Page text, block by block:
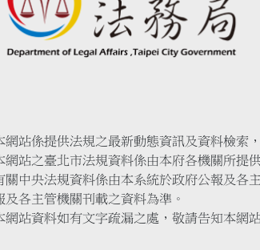
網站係提供法規之最新動態資訊及資料檢索
網站之臺北市法規資料係由本府各機關所提
關中央法規資料係由本系統於政府公報及各
及各主管機關刊載之資料為準。
網站資料如有文字疏漏之處，敬請告知本網